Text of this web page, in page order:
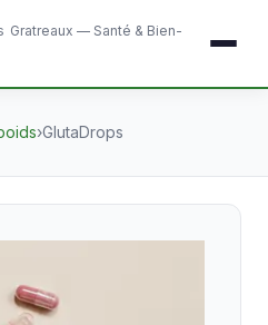
Gratreaux — Santé & Bien-
›GlutaDrops